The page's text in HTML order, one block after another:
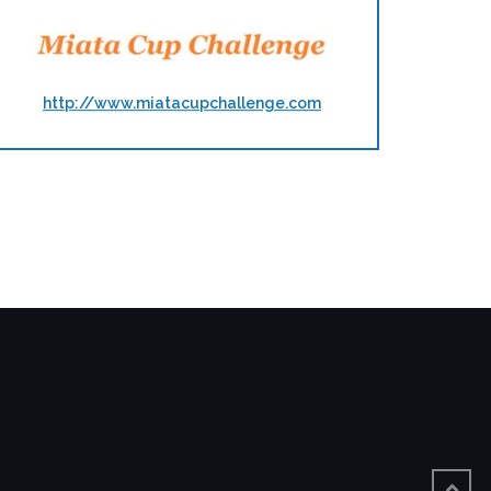
http://www.miatacupchallenge.com